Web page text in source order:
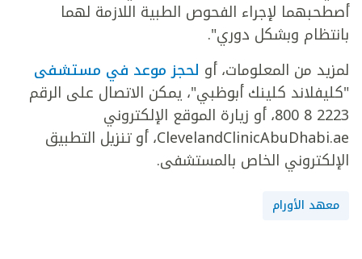
أصطحبهما لإجراء الفحوص الطبية اللازمة لهما
بانتظام وبشكل دوري".
لمزيد من المعلومات، أو لحجز موعد في مستشفى
"كليفلاند كلينك أبوظبي"، يمكن الاتصال على الرقم
2223 8 800، أو زيارة الموقع الإلكتروني
ClevelandClinicAbuDhabi.ae، أو تنزيل التطبيق
الإلكتروني الخاص بالمستشفى.
معهد الأورام